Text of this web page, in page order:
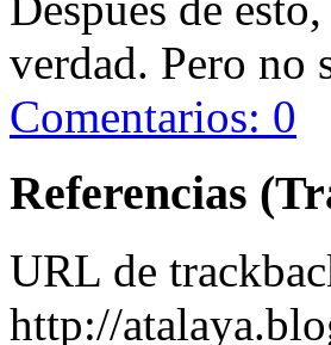
verdad. Pero no
Comentarios: 0
Referencias
URL de
http://